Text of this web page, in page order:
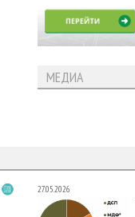
МЕДИА
27.05.2026